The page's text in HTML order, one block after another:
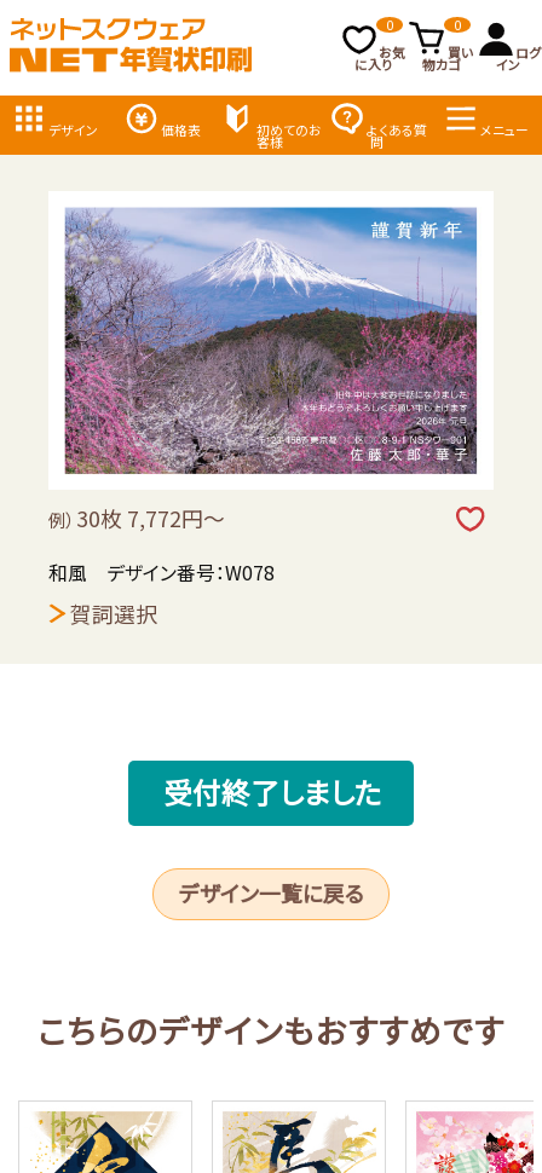
お気
に入り
0
買い
物カゴ
0
ログ
イン
デザイン 価格表 初めてのお
客様
よくある質
問
メニュー
例） 30枚 7,772円～
和風 デザイン番号：W078
賀詞選択
受付終了しました
デザイン一覧に戻る
こちらのデザインもおすすめです